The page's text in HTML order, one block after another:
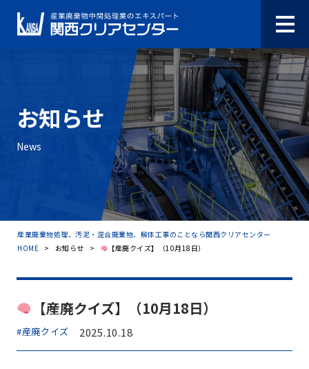
お知らせ
News
産業廃棄物処理、汚泥・混合廃棄物、解体工事のことなら関西クリアセンター
HOME > お知らせ > 【産廃クイズ】（10月18日）
【産廃クイズ】（10月18日）
#産廃クイズ 2025.10.18